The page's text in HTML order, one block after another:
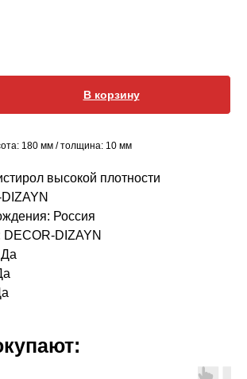
В корзину
180 мм / толщина: 10 мм
высокой плотности
Россия
DECOR-DIZAYN